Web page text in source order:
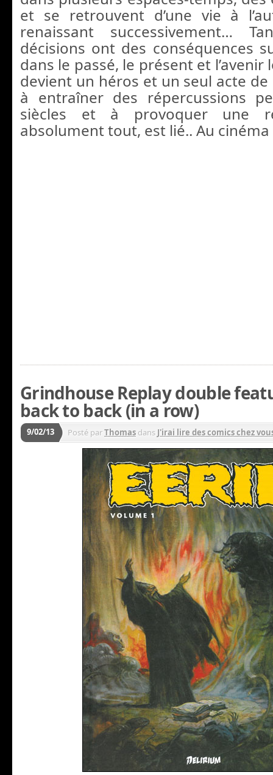
et se retrouvent d’une vie à
renaissant successivement…
décisions ont des conséquences
dans le passé, le présent et
devient un héros et un seul acte
à entraîner des répercussions
siècles et à provoquer une
absolument tout, est lié.. Au
Grindhouse Replay double
back to back (in a row)
9/02/13 Posté parThomas dans J'irai lire des comics chez